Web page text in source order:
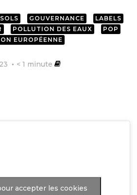
GOUVERNANCE
LABELS
POLLUTION DES EAUX
POP
EUROPÉENNE
< 1 minute
SUR FACEBOOK
SUR LINKEDIN
accepter les cookies